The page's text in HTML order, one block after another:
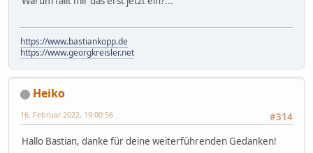
https://www.bastiankopp.de
https://www.georgkreisler.net
Heiko
#314
16. Februar 2022, 19:00:56
Hallo Bastian, danke für deine weiterführenden Gedanken!